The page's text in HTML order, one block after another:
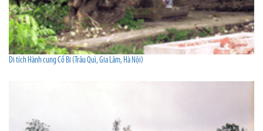
Di tích Hành cung Cổ Bi (Trâu Quì, Gia Lâm, Hà Nội)